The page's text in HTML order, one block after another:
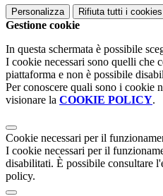
Personalizza Rifiuta tutti i cookies
Gestione cookie
In questa schermata è possibile
I cookie necessari sono quelli che
piattaforma e non è possibile
Per conoscere quali sono i cookie
visionare la COOKIE POLICY.
Cookie necessari per il
I cookie necessari per il
disabilitati. È possibile consultare
policy.